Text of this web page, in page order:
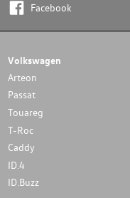
Facebook
Volkswagen
Arteon
Passat
Touareg
T-Roc
Caddy
ID.4
ID.Buzz